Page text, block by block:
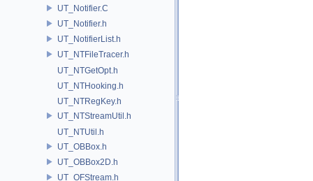
UT_Notifier.C
UT_Notifier.h
UT_NotifierList.h
UT_NTFileTracer.h
UT_NTGetOpt.h
UT_NTHooking.h
UT_NTRegKey.h
UT_NTStreamUtil.h
UT_NTUtil.h
UT_OBBox.h
UT_OBBox2D.h
UT_OFStream.h